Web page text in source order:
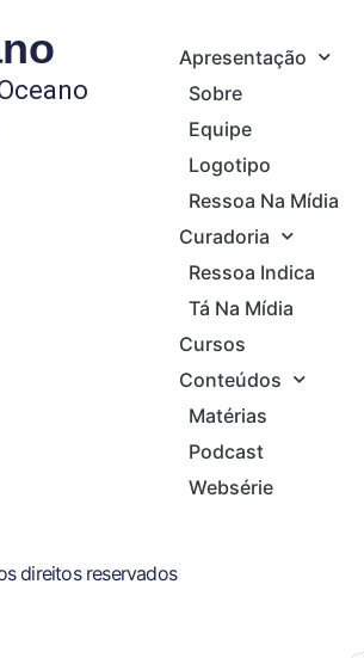
Apresentação
Sobre
Equipe
Logotipo
Ressoa Na Mídia
Curadoria
Ressoa Indica
Tá Na Mídia
Cursos
Conteúdos
Matérias
Podcast
Websérie
direitos reservados